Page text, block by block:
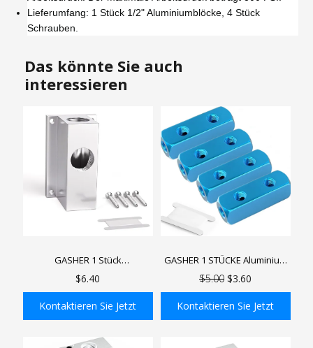
Lieferumfang: 1 Stück 1/2" Aluminiumblöcke, 4 Stück
Schrauben.
Das könnte Sie auch
interessieren
In den Einkaufswagen
GASHER 1 Stück
Luftkompressor-Luftauslass-
Schlauchsystem mit 1/2-Zoll-
NPT-Auslassanschluss (hoch)
$6.40
Kontaktieren Sie Jetzt
In den Einkaufswagen
GASHER 1 STÜCKE Aluminium
Pneumatische Verteiler
Ausgang Port Versorgung Port
$5.00 $3.60
Kontaktieren Sie Jetzt